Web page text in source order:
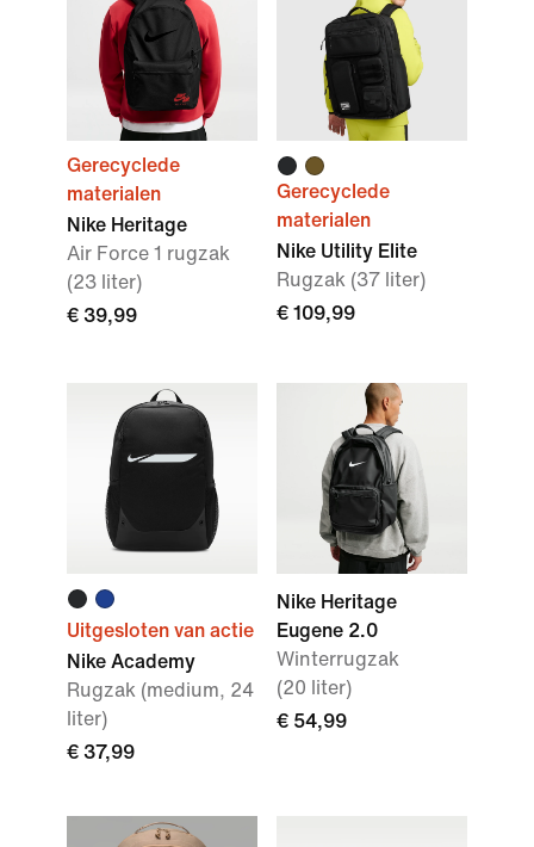
Gerecyclede
materialen
Nike Heritage
Air Force 1 rugzak
(23 liter)
€ 39,99
Gerecyclede
materialen
Nike Utility Elite
Rugzak (37 liter)
€ 109,99
Uitgesloten van actie
Nike Academy
Rugzak (medium, 24
liter)
€ 37,99
Nike Heritage
Eugene 2.0
Winterrugzak
(20 liter)
€ 54,99